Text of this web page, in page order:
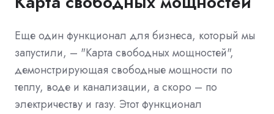
Еще один функционал для бизнеса, который мы
запустили, – "Карта свободных мощностей",
демонстрирующая свободные мощности по
теплу, воде и канализации, а скоро – по
электричеству и газу. Этот функционал